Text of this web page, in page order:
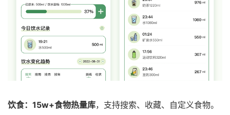
饮食：15w+食物热量库，支持搜索、收藏、自定义食物。